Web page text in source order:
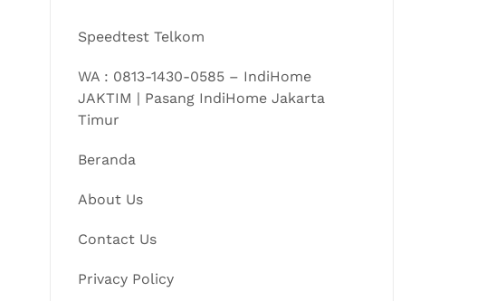
Speedtest Telkom
WA : 0813-1430-0585 – IndiHome
JAKTIM | Pasang IndiHome Jakarta
Timur
Beranda
About Us
Contact Us
Privacy Policy